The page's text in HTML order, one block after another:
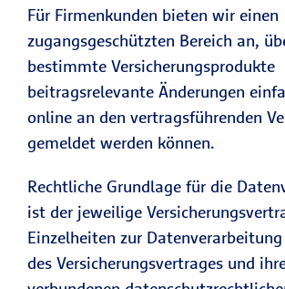
Für Firmenkunden bieten wir einen
zugangsgeschützten Bereich an,
bestimmte Versicherungsprodukte
beitragsrelevante Änderungen
online an den vertragsführenden
gemeldet werden können.
Rechtliche Grundlage für die
ist der jeweilige
Einzelheiten zur
des Versicherungsvertrages und